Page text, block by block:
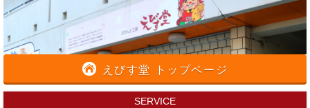
えびす堂 トップページ
SERVICE